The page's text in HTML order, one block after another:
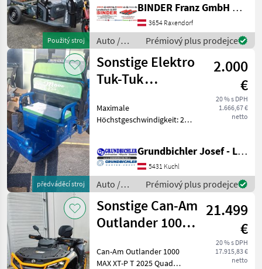
Použitý stroj
Hof oder ✔️ einfach nur
zum Spaß. ✔️ Der
Alleskönner ist mit ein
BINDER Franz GmbH & CoKG
3654 Raxendorf
Auto /
Motocykle
/ Sonstige
Prémiový plus prodejce
předváděcí stroj
Sonstige Elektro
Tuk-Tuk
Cargo 500
2.000
€
20 % s DPH
1.666,67 €
netto
Maximale
Höchstgeschwindigkeit: 25
Antriebsleistung: 500 Watt
(durch elektronische
Begrenzung) Bürstenloser
Gleichst
Grundbichler Josef - Landmaschinen
5431 Kuchl
Auto /
Motocykle
/ Sonstige
Prémiový plus prodejce
Sonstige Can-Am
Outlander 1000
Quad
21.499
€
20 % s DPH
17.915,83 €
netto
Can-Am Outlander 1000
MAX XT-P T 2025 Quad